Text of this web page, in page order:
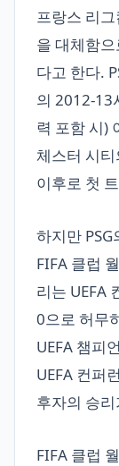
프랑스 리
을 대체함
다고 한다.
의 2012-13
력 포함 시)
체스터 시
이후로 첫
하지만
FIFA 클럽
리는 UEFA
0으로 허무
UEFA 챔피
UEFA 컨퍼
후자의 승
FIFA 클럽